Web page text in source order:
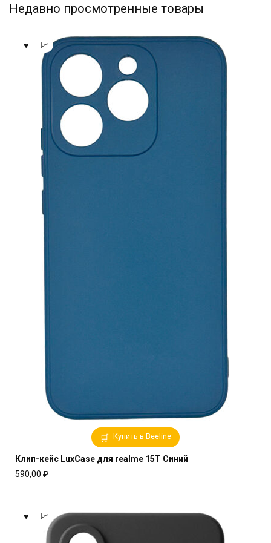
Недавно просмотренные товары
Купить в Beeline
Клип-кейс LuxCase для realme 15T Синий
590,00 ₽